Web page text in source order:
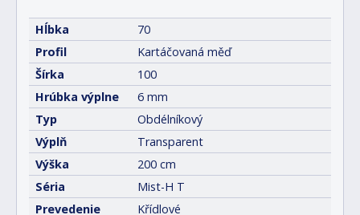
Hĺbka
70
Profil
Kartáčovaná měď
Šírka
100
Hrúbka výplne
6 mm
Typ
Obdélníkový
Výplň
Transparent
Výška
200 cm
Séria
Mist-H T
Prevedenie
Křídlové